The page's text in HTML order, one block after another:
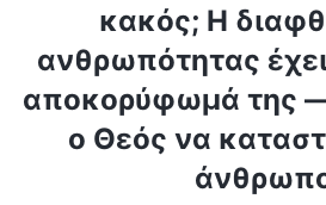
κακός; Η
ανθρωπότητας
αποκορύφωμά της
ο Θεός να